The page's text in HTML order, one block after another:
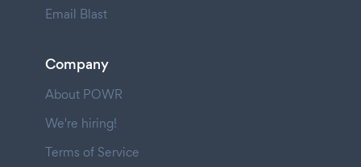
Email Blast
Company
About POWR
We're hiring!
Terms of Service